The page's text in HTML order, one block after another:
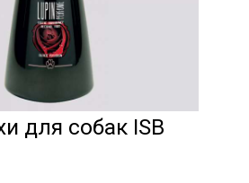
для собак ISB